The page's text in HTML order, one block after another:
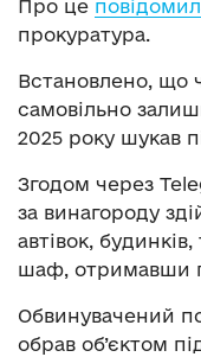
Про це
прокуратура.
Встановлено, що
самовільно
2025 року шукав
Згодом через
за винагороду
автівок,
шаф, отримавши
Обвинувачений
обрав об’єктом